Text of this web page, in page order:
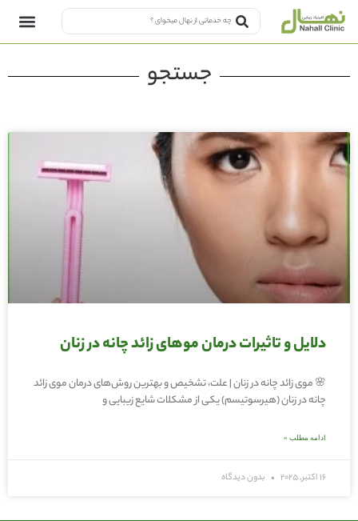
جستجو
دلایل و تاثیرات درمان موهای زائد چانه در زنان
🌸 موی زائد چانه در زنان | علت، تشخیص و بهترین روش‌های درمان موی زائد
چانه در زنان (هیرسوتیسم) یکی از مشکلات شایع زیبایی و
ادامه مطلب »
16 اکتبر, 2025 بدون دیدگاه